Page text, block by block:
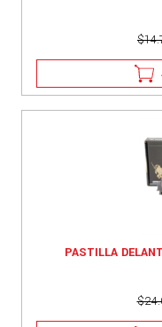
PASTILLA